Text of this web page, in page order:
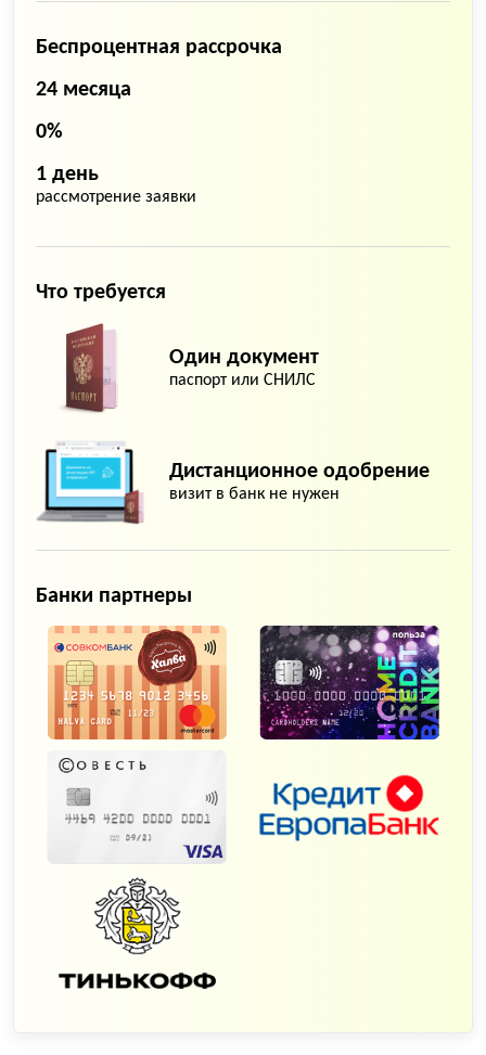
Беспроцентная рассрочка
24 месяца
0%
1 день
рассмотрение заявки
Что требуется
Один документ
паспорт или СНИЛС
Дистанционное одобрение
визит в банк не нужен
Банки партнеры